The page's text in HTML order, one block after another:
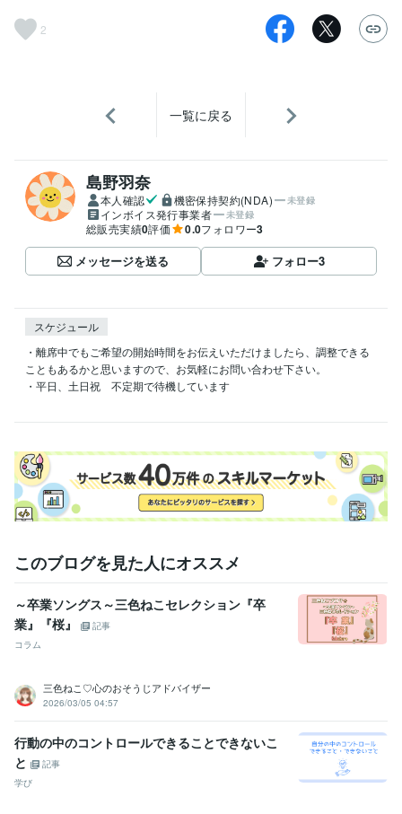
2
一覧に戻る
島野羽奈
本人確認 機密保持契約(NDA) 未登録
インボイス発行事業者 未登録
総販売実績0評価 0.0フォロワー3
メッセージを送る フォロー3
スケジュール
・離席中でもご希望の開始時間をお伝えいただけましたら、調整できる
こともあるかと思いますので、お気軽にお問い合わせ下さい。
・平日、土日祝　不定期で待機しています
このブログを見た人にオススメ
～卒業ソングス～三色ねこセレクション『卒
業』『桜』
記事
コラム
三色ねこ♡心のおそうじアドバイザー
2026/03/05 04:57
行動の中のコントロールできることできないこ
と
記事
学び